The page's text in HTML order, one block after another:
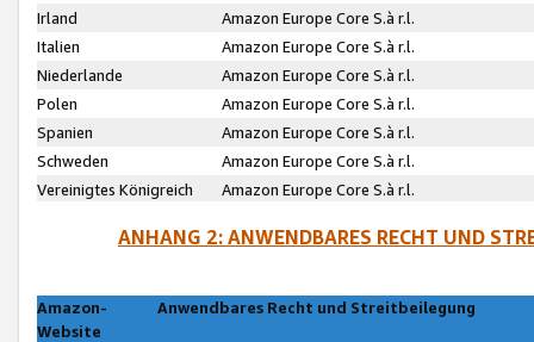
Irland
Amazon Europe Core S.à r.l.
Italien
Amazon Europe Core S.à r.l.
Niederlande
Amazon Europe Core S.à r.l.
Polen
Amazon Europe Core S.à r.l.
Spanien
Amazon Europe Core S.à r.l.
Schweden
Amazon Europe Core S.à r.l.
Vereinigtes Königreich
Amazon Europe Core S.à r.l.
ANHANG 2: ANWENDBARES RECHT UND
Amazon-
Website
Anwendbares Recht und Streitbeilegung